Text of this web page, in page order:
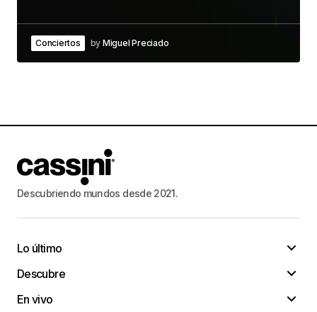
Conciertos by Miguel Preciado
Descubriendo mundos desde 2021.
Lo último
Descubre
En vivo